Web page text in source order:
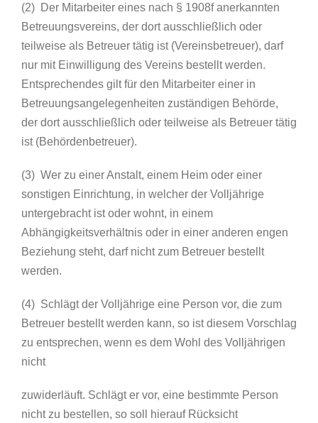
(2) Der Mitarbeiter eines nach § 1908f anerkannten
Betreuungsvereins, der dort ausschließlich oder
teilweise als Betreuer tätig ist (Vereinsbetreuer), darf
nur mit Einwilligung des Vereins bestellt werden.
Entsprechendes gilt für den Mitarbeiter einer in
Betreuungsangelegenheiten zuständigen Behörde,
der dort ausschließlich oder teilweise als Betreuer tätig
ist (Behördenbetreuer).
(3) Wer zu einer Anstalt, einem Heim oder einer
sonstigen Einrichtung, in welcher der Volljährige
untergebracht ist oder wohnt, in einem
Abhängigkeitsverhältnis oder in einer anderen engen
Beziehung steht, darf nicht zum Betreuer bestellt
werden.
(4) Schlägt der Volljährige eine Person vor, die zum
Betreuer bestellt werden kann, so ist diesem Vorschlag
zu entsprechen, wenn es dem Wohl des Volljährigen
nicht
zuwiderläuft. Schlägt er vor, eine bestimmte Person
nicht zu bestellen, so soll hierauf Rücksicht